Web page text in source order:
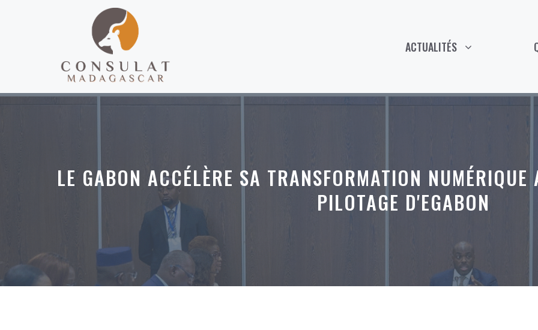
ACTUALITÉS
LE GABON ACCÉLÈRE SA TRANSFORMATION
PILOTAGE D'EGABON